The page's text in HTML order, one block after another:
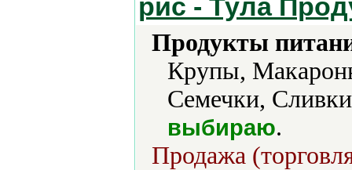
рис - Тула
Продукты
Крупы,
Семечки,
выбираю.
Продажа